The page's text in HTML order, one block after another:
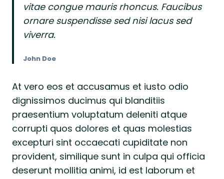
vitae congue mauris rhoncus. Faucibus
ornare suspendisse sed nisi lacus sed
viverra.
John Doe
At vero eos et accusamus et iusto odio
dignissimos ducimus qui blanditiis
praesentium voluptatum deleniti atque
corrupti quos dolores et quas molestias
excepturi sint occaecati cupiditate non
provident, similique sunt in culpa qui officia
deserunt mollitia animi, id est laborum et